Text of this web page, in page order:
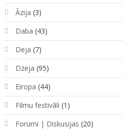
Āzija (3)
Daba (43)
Deja (7)
Dzeja (95)
Eiropa (44)
Filmu festivāli (1)
Forumi | Diskusijas (20)